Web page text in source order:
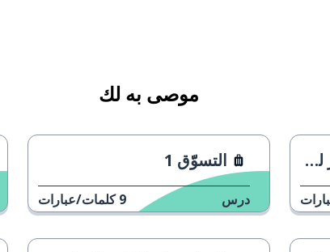
موصى به لك
التسوّّق 1
درس 9 كلمات/عبارات